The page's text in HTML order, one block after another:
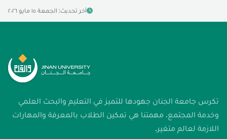
آخر تحديث: الجمعة ١٥ مايو ٢٠٢٦
تكرس جامعة الجنان جهودها للتميز في التعليم والبحث العلمي
وخدمة المجتمع. مهمتنا هي تمكين الطلاب بالمعرفة والمهارات
اللازمة لعالم متغير.